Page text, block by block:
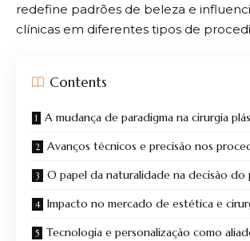
redefine padrões de beleza e
clínicas em diferentes tipos de
Contents
A mudança de paradigma na cirurgia
Avanços técnicos e precisão nos
O papel da naturalidade na decisão do
Impacto no mercado de estética e
Tecnologia e personalização como